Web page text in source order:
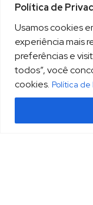
Política de
Usamos cookies
experiência mais
preferências e
todos”, você
cookies. Política